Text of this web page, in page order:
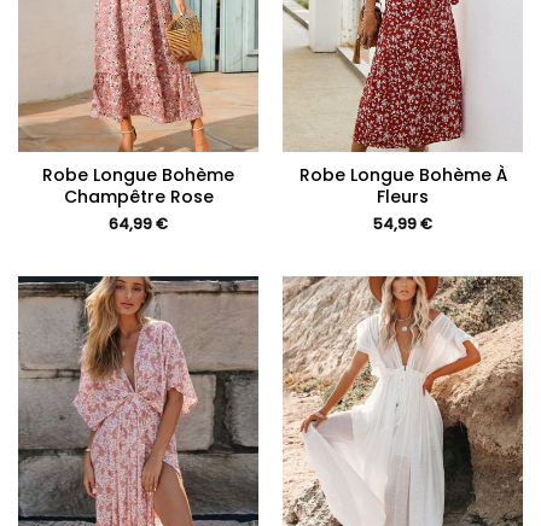
Robe Longue Bohème
Champêtre Rose
64,99€
Robe Longue Bohème À
Fleurs
54,99€